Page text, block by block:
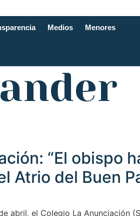
Medios
Menores
“El obispo
Atrio del Buen
abril, el Colegio La Anunciación